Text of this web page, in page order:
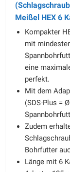
Meißel HEX 6
Kompakter
mit
eine
perfekt.
Mit dem
(SDS-Plus =
Zudem
Bohrfutter
Länge mit 6